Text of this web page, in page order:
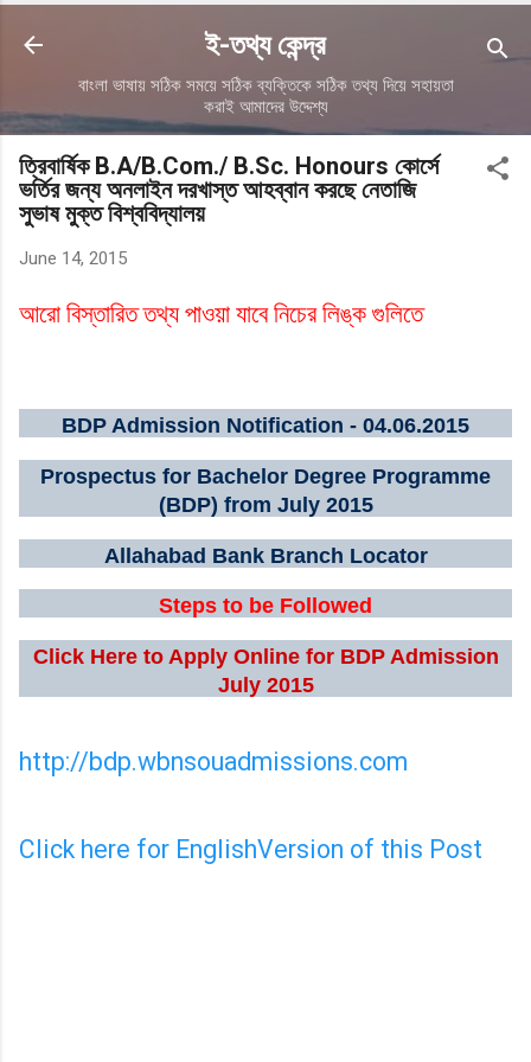
ই-তথ্য কেন্দ্র
বাংলা ভাষায় সঠিক সময়ে সঠিক ব্যক্তিকে সঠিক তথ্য দিয়ে সহায়তা
করাই আমাদের উদ্দেশ্য
ত্রিবার্ষিক B.A/B.Com./ B.Sc. Honours কোর্সে
ভর্তির জন্য অনলাইন দরখাস্ত আহব্বান করছে নেতাজি
সুভাষ মুক্ত বিশ্ববিদ্যালয়
June 14, 2015
আরো বিস্তারিত তথ্য পাওয়া যাবে নিচের লিঙ্ক গুলিতে
BDP Admission Notification - 04.06.2015
Prospectus for Bachelor Degree Programme
(BDP) from July 2015
Allahabad Bank Branch Locator
Steps to be Followed
Click Here to Apply Online for BDP Admission
July 2015
http://bdp.wbnsouadmissions.com
Click here for EnglishVersion of this Post